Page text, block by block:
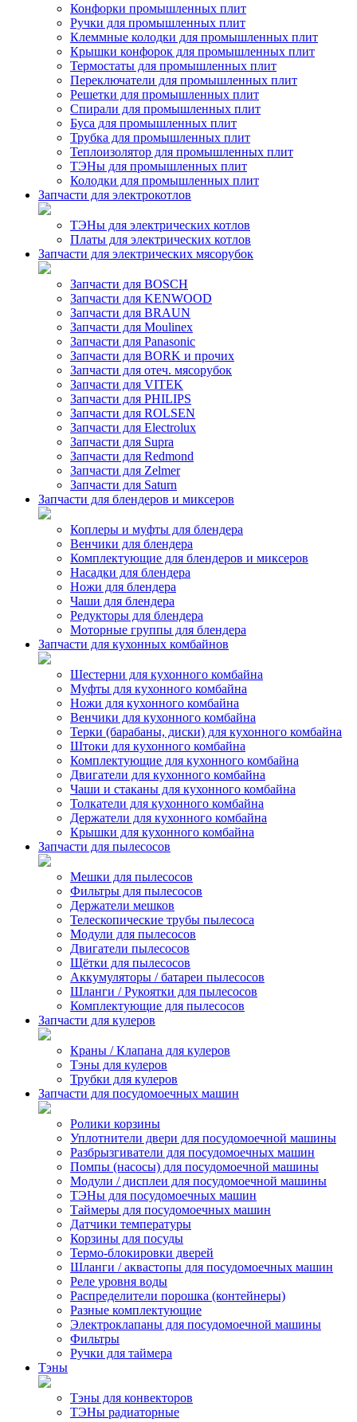
Конфорки промышленных плит
Ручки для промышленных плит
Клеммные колодки для промышленных плит
Крышки конфорок для промышленных плит
Термостаты для промышленных плит
Переключатели для промышленных плит
Решетки для промышленных плит
Спирали для промышленных плит
Буса для промышленных плит
Трубка для промышленных плит
Теплоизолятор для промышленных плит
ТЭНы для промышленных плит
Колодки для промышленных плит
Запчасти для электрокотлов
ТЭНы для электрических котлов
Платы для электрических котлов
Запчасти для электрических мясорубок
Запчасти для BOSCH
Запчасти для KENWOOD
Запчасти для BRAUN
Запчасти для Moulinex
Запчасти для Panasonic
Запчасти для BORK и прочих
Запчасти для отеч. мясорубок
Запчасти для VITEK
Запчасти для PHILIPS
Запчасти для ROLSEN
Запчасти для Electrolux
Запчасти для Supra
Запчасти для Redmond
Запчасти для Zelmer
Запчасти для Saturn
Запчасти для блендеров и миксеров
Коплеры и муфты для блендера
Венчики для блендера
Комплектующие для блендеров и миксеров
Насадки для блендера
Ножи для блендера
Чаши для блендера
Редукторы для блендера
Моторные группы для блендера
Запчасти для кухонных комбайнов
Шестерни для кухонного комбайна
Муфты для кухонного комбайна
Ножи для кухонного комбайна
Венчики для кухонного комбайна
Терки (барабаны, диски) для кухонного комбайна
Штоки для кухонного комбайна
Комплектующие для кухонного комбайна
Двигатели для кухонного комбайна
Чаши и стаканы для кухонного комбайна
Толкатели для кухонного комбайна
Держатели для кухонного комбайна
Крышки для кухонного комбайна
Запчасти для пылесосов
Мешки для пылесосов
Фильтры для пылесосов
Держатели мешков
Телескопические трубы пылесоса
Модули для пылесосов
Двигатели пылесосов
Щётки для пылесосов
Аккумуляторы / батареи пылесосов
Шланги / Рукоятки для пылесосов
Комплектующие для пылесосов
Запчасти для кулеров
Краны / Клапана для кулеров
Тэны для кулеров
Трубки для кулеров
Запчасти для посудомоечных машин
Ролики корзины
Уплотнители двери для посудомоечной машины
Разбрызгиватели для посудомоечных машин
Помпы (насосы) для посудомоечной машины
Модули / дисплеи для посудомоечной машины
ТЭНы для посудомоечных машин
Таймеры для посудомоечных машин
Датчики температуры
Корзины для посуды
Термо-блокировки дверей
Шланги / аквастопы для посудомоечных машин
Реле уровня воды
Распределители порошка (контейнеры)
Разные комплектующие
Электроклапаны для посудомоечной машины
Фильтры
Ручки для таймера
Тэны
Тэны для конвекторов
ТЭНы радиаторные